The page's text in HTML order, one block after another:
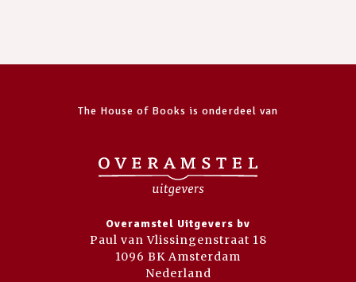
The House of Books is onderdeel van
Overamstel Uitgevers bv
Paul van Vlissingenstraat 18
1096 BK Amsterdam
Nederland